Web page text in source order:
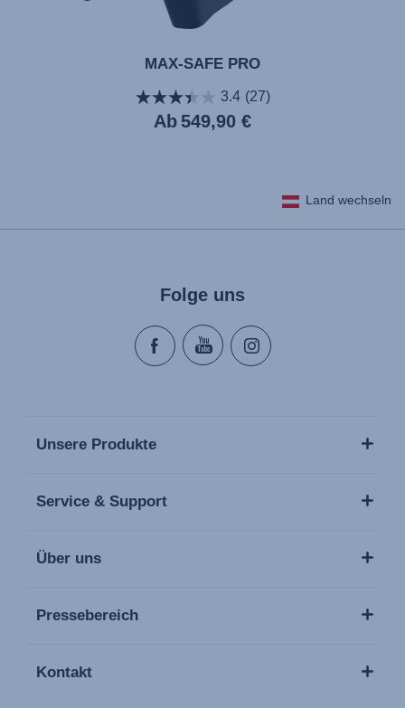
MAX-SAFE PRO
3.4 (27)
Ab Aktueller
549,90 €
Land wechseln
Folge uns
Unsere Produkte
Service & Support
Über uns
Pressebereich
Kontakt